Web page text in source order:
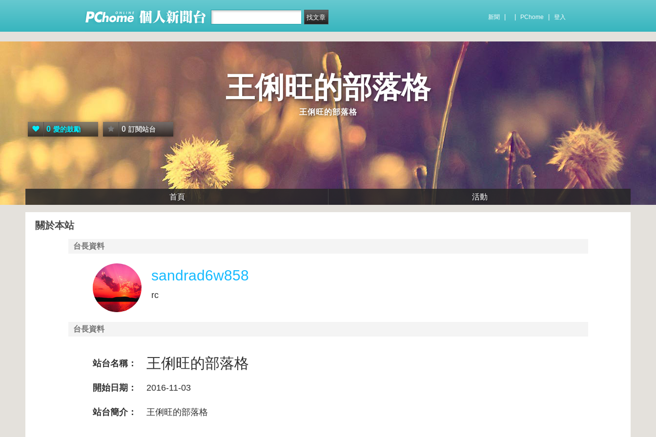
新聞 PChome 登入
王俐旺的部落格
王俐旺的部落格
0 愛的鼓勵 0 訂閱站台
首頁 活動
關於本站
台長資料
sandrad6w858
rc
台長資料
站台名稱： 王俐旺的部落格
開始日期： 2016-11-03
站台簡介： 王俐旺的部落格